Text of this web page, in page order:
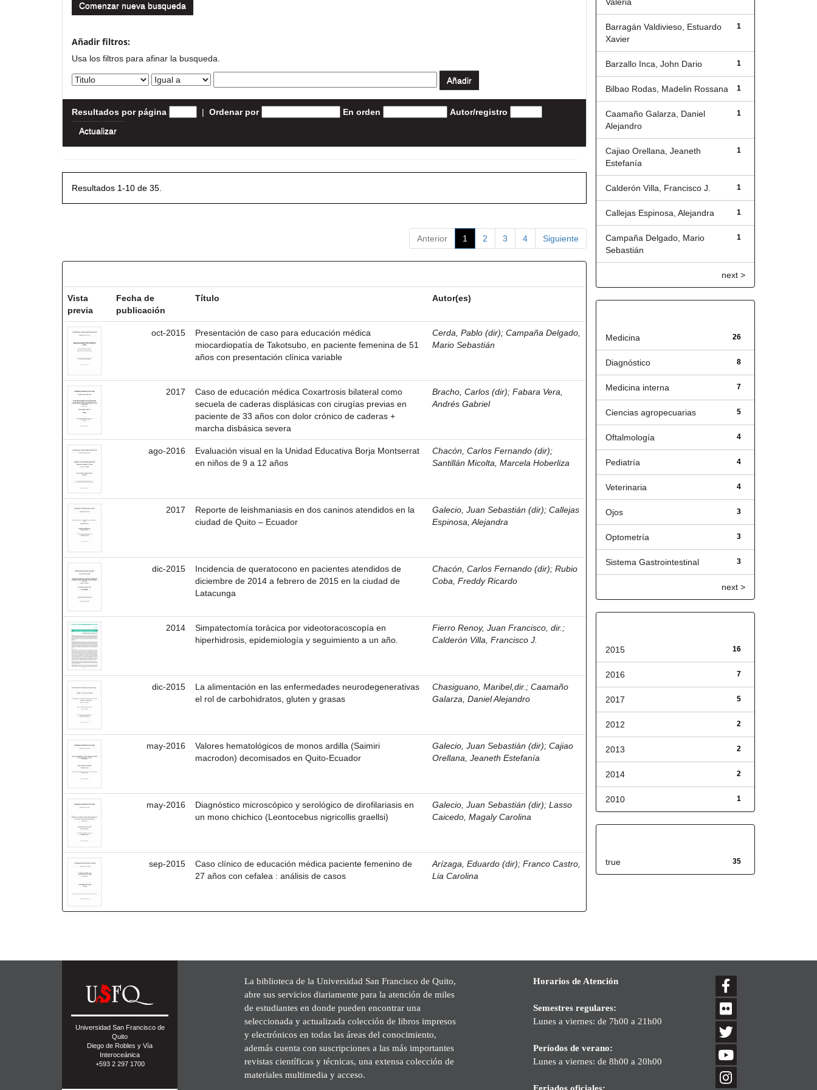
Comenzar nueva busqueda
Añadir filtros:
Usa los filtros para afinar la busqueda.
Resultados por página | Ordenar por En orden Autor/registro
Resultados 1-10 de 35.
Anterior 1 2 3 4 Siguiente
Vista
previa
Fecha de
publicación
Título Autor(es)
oct-2015
Presentación de caso para educación médica
miocardiopatía de Takotsubo, en paciente femenina de 51
años con presentación clínica variable
Cerda, Pablo (dir);Campaña Delgado,
Mario Sebastián
2017
Caso de educación médica Coxartrosis bilateral como
secuela de caderas displásicas con cirugías previas en
paciente de 33 años con dolor crónico de caderas +
marcha disbásica severa
Bracho, Carlos (dir);Fabara Vera,
Andrés Gabriel
ago-2016
Evaluación visual en la Unidad Educativa Borja Montserrat
en niños de 9 a 12 años
Chacón, Carlos Fernando (dir);
Santillán Micolta, Marcela Hoberliza
2017
Reporte de leishmaniasis en dos caninos atendidos en la
ciudad de Quito – Ecuador
Galecio, Juan Sebastián (dir);Callejas
Espinosa, Alejandra
dic-2015
Incidencia de queratocono en pacientes atendidos de
diciembre de 2014 a febrero de 2015 en la ciudad de
Latacunga
Chacón, Carlos Fernando (dir);Rubio
Coba, Freddy Ricardo
2014
Simpatectomía torácica por videotoracoscopía en
hiperhidrosis, epidemiología y seguimiento a un año.
Fierro Renoy, Juan Francisco, dir. ;
Calderón Villa, Francisco J.
dic-2015
La alimentación en las enfermedades neurodegenerativas
el rol de carbohidratos, gluten y grasas
Chasiguano, Maribel,dir. ;Caamaño
Galarza, Daniel Alejandro
may-2016
Valores hematológicos de monos ardilla (Saimiri
macrodon) decomisados en Quito-Ecuador
Galecio, Juan Sebastián (dir);Cajiao
Orellana, Jeaneth Estefanía
may-2016
Diagnóstico microscópico y serológico de dirofilariasis en
un mono chichico (Leontocebus nigricollis graellsi)
Galecio, Juan Sebastián (dir);Lasso
Caicedo, Magaly Carolina
sep-2015
Caso clínico de educación médica paciente femenino de
27 años con cefalea : análisis de casos
Arízaga, Eduardo (dir);Franco Castro,
Lia Carolina
1
Barragán Valdivieso, Estuardo
Xavier
1
Barzallo Inca, John Dario
1
Bilbao Rodas, Madelin Rossana
1
Caamaño Galarza, Daniel
Alejandro
1
Cajiao Orellana, Jeaneth
Estefanía
1
Calderón Villa, Francisco J.
1
Callejas Espinosa, Alejandra
1
Campaña Delgado, Mario
Sebastián
next >
26
Medicina
8
Diagnóstico
7
Medicina interna
5
Ciencias agropecuarias
4
Oftalmología
4
Pediatría
4
Veterinaria
3
Ojos
3
Optometría
3
Sistema Gastrointestinal
next >
16
2015
7
2016
5
2017
2
2012
2
2013
2
2014
1
2010
35
true
Universidad San Francisco de
Quito
Diego de Robles y Vía
Interoceánica
+593 2 297 1700
La biblioteca de la Universidad San Francisco de Quito,
abre sus servicios diariamente para la atención de miles
de estudiantes en donde pueden encontrar una
seleccionada y actualizada colección de libros impresos
y electrónicos en todas las áreas del conocimiento,
además cuenta con suscripciones a las más importantes
revistas científicas y técnicas, una extensa colección de
materiales multimedia y acceso.
Horarios de Atención
Semestres regulares:
Lunes a viernes: de 7h00 a 21h00
Períodos de verano:
Lunes a viernes: de 8h00 a 20h00
Feriados oficiales: